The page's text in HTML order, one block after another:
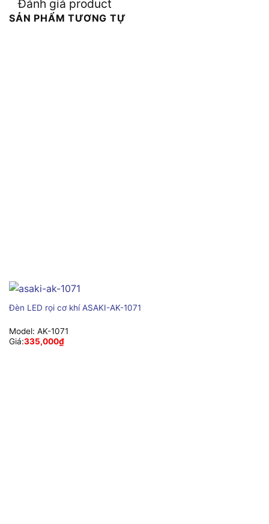
Đánh giá product
SẢN PHẨM TƯƠNG TỰ
Đèn LED rọi cơ khí ASAKI-AK-1071
Model: AK-1071
Giá:335,000₫